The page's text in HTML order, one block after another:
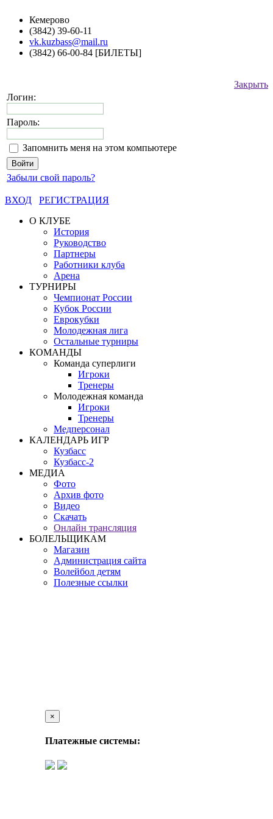
Кемерово
(3842) 39-60-11
vk.kuzbass@mail.ru
(3842) 66-00-84 [БИЛЕТЫ]
Закрыть
Логин:
Пароль:
Запомнить меня на этом компьютере
Забыли свой пароль?
ВХОД
РЕГИСТРАЦИЯ
О КЛУБЕ
История
Руководство
Партнеры
Работники клуба
Арена
ТУРНИРЫ
Чемпионат России
Кубок России
Еврокубки
Молодежная лига
Остальные турниры
КОМАНДЫ
Команда суперлиги
Игроки
Тренеры
Молодежная команда
Игроки
Тренеры
Медперсонал
КАЛЕНДАРЬ ИГР
Кузбасс
Кузбасс-2
МЕДИА
Фото
Архив фото
Видео
Скачать
Онлайн трансляция
БОЛЕЛЬЩИКАМ
Магазин
Администрация сайта
Волейбол детям
Полезные ссылки
×
Платежные системы: